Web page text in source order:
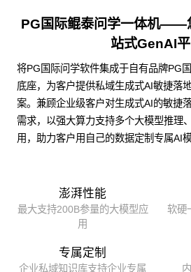
PG国际鲲泰问学一体机——
站式GenAI
将PG国际问学软件集成于自有品牌PG
底座，为客户提供私域生成式AI敏捷落
案。兼顾企业级客户对生成式AI的敏捷
需求，以强大算力支持多个大模型推理
用，助力客户用自己的数据定制专属AI
澎湃性能
最大支持200B参量的大模型应
用
软硬
专属定制
企业私域知识库支持企业专属